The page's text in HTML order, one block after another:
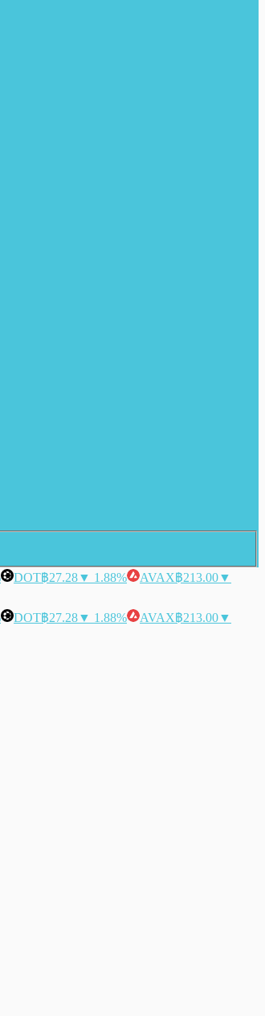
DOT฿27.28▼ 1.88% AVAX฿213.00▼
DOT฿27.28▼ 1.88% AVAX฿213.00▼